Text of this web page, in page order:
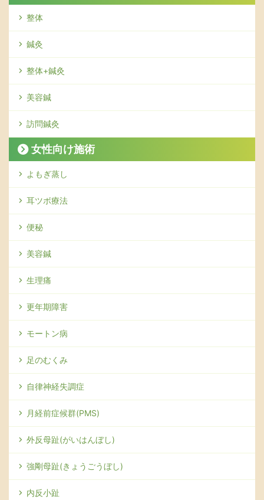
整体
鍼灸
整体+鍼灸
美容鍼
訪問鍼灸
女性向け施術
よもぎ蒸し
耳ツボ療法
便秘
美容鍼
生理痛
更年期障害
モートン病
足のむくみ
自律神経失調症
月経前症候群(PMS)
外反母趾(がいはんぼし)
強剛母趾(きょうごうぼし)
内反小趾